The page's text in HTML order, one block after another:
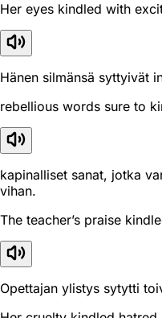
Her eyes kindled with
Hänen silmänsä syttyivät
rebellious words sure to
kapinalliset sanat, jotka
vihan.
The teacher’s praise
Opettajan ylistys sytytti